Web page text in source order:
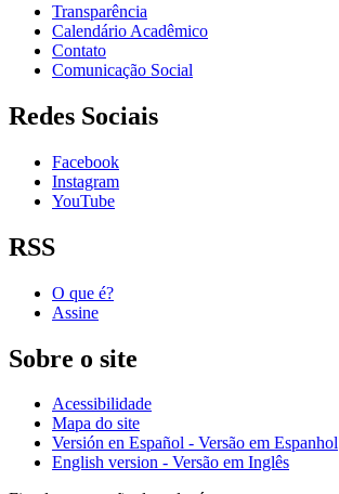
Transparência
Calendário Acadêmico
Contato
Comunicação Social
Redes Sociais
Facebook
Instagram
YouTube
RSS
O que é?
Assine
Sobre o site
Acessibilidade
Mapa do site
Versión en Español - Versão em Espanhol
English version - Versão em Inglês